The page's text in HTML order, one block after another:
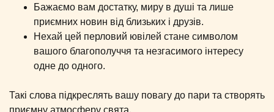
Бажаємо вам достатку, миру в душі та лише
приємних новин від близьких і друзів.
Нехай цей перловий ювілей стане символом
вашого благополуччя та незгасимого інтересу
одне до одного.
Такі слова підкреслять вашу повагу до пари та створять
приємну атмосферу свята.